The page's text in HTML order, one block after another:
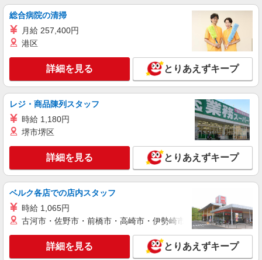
キープ 詳細を見る
アルバイト
調理補助【アルバイト・パート】
時給1,043円以上 試用期間中 時給1,043円以上
(試用期間2ヶ月) 残業が発生した場合、残業代を1
分単位で別途支給します。
下関幸陽園 （山口県下関市楠乃５－５－２
キープ 詳細を見る
アルバイト パート
コンパスグループ・ジャパン株式会社 63127_p
調理師【アルバイト・パート】
(試用期間2ヶ月) 残業が発生した場合、残業代を1
下関病院 （山口県下関市富任町6-18-18）
総合病院の清掃
月給 257,400円
港区
詳細を見る とりあえずキープ
レジ・商品陳列スタッフ
時給 1,180円
堺市堺区
詳細を見る とりあえずキープ
ベルク各店での店内スタッフ
時給 1,065円
古河市・佐野市・前橋市・高崎市・伊勢崎市・太田市・館林市
詳細を見る とりあえずキープ